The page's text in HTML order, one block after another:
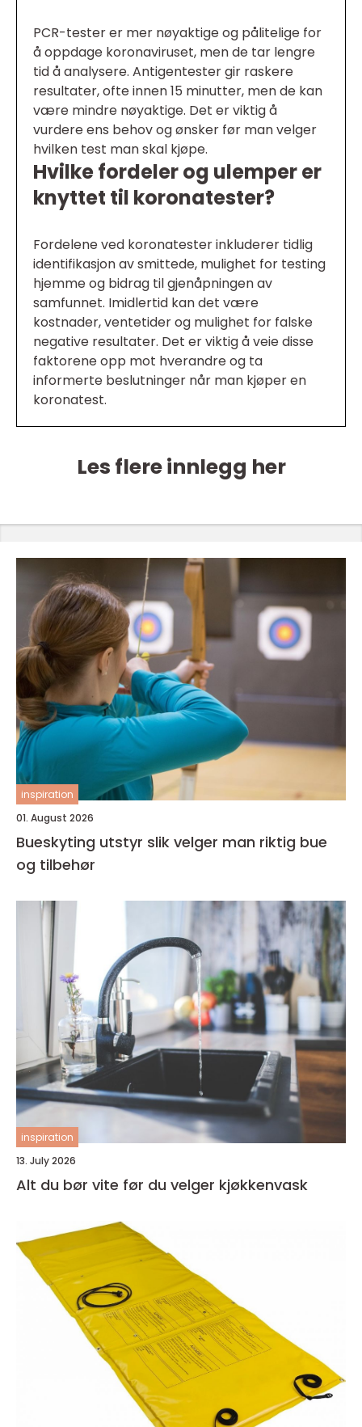
PCR-tester er mer nøyaktige og pålitelige for
å oppdage koronaviruset, men de tar lengre
tid å analysere. Antigentester gir raskere
resultater, ofte innen 15 minutter, men de kan
være mindre nøyaktige. Det er viktig å
vurdere ens behov og ønsker før man velger
hvilken test man skal kjøpe.
Hvilke fordeler og ulemper er
knyttet til koronatester?
Fordelene ved koronatester inkluderer tidlig
identifikasjon av smittede, mulighet for testing
hjemme og bidrag til gjenåpningen av
samfunnet. Imidlertid kan det være
kostnader, ventetider og mulighet for falske
negative resultater. Det er viktig å veie disse
faktorene opp mot hverandre og ta
informerte beslutninger når man kjøper en
koronatest.
Les flere innlegg her
inspiration
01. August 2026
Bueskyting utstyr slik velger man riktig bue
og tilbehør
inspiration
13. July 2026
Alt du bør vite før du velger kjøkkenvask